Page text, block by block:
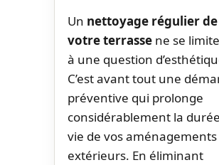
Un nettoyage régulier de
votre terrasse ne se
à une question
C’est avant tout une
préventive qui prolonge
considérablement la
vie de vos aménagements
extérieurs. En éliminant